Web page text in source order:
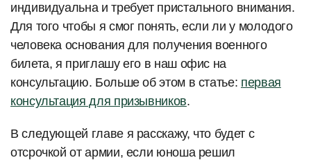
индивидуальна и требует пристального внимания.
Для того чтобы я смог понять, если ли у молодого
человека основания для получения военного
билета, я приглашу его в наш офис на
консультацию. Больше об этом в статье: первая
консультация для призывников.
В следующей главе я расскажу, что будет с
отсрочкой от армии, если юноша решил